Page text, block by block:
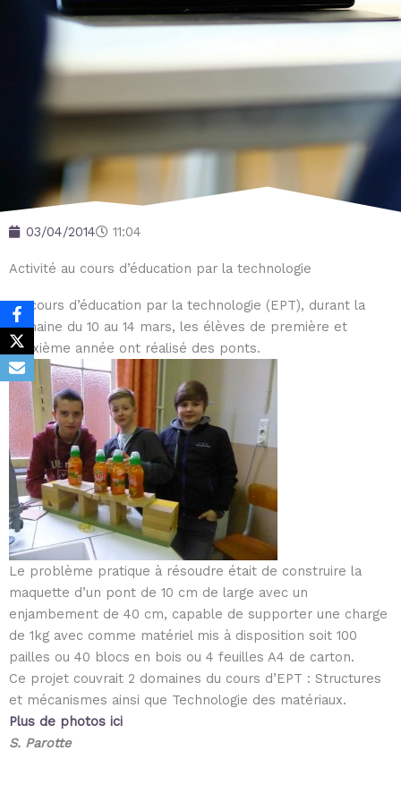
03/04/2014 11:04
Activité au cours d’éducation par la technologie
Au cours d’éducation par la technologie (EPT), durant la
semaine du 10 au 14 mars, les élèves de première et
deuxième année ont réalisé des ponts.
Le problème pratique à résoudre était de construire la
maquette d’un pont de 10 cm de large avec un
enjambement de 40 cm, capable de supporter une charge
de 1kg avec comme matériel mis à disposition soit 100
pailles ou 40 blocs en bois ou 4 feuilles A4 de carton.
Ce projet couvrait 2 domaines du cours d’EPT : Structures
et mécanismes ainsi que Technologie des matériaux.
Plus de photos ici
S. Parotte